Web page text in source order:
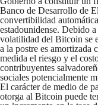
Banco de Desarrollo de
convertibilidad
estadounidense. Debido
volatilidad del Bitcoin se
a la postre es amortizada
medida el riesgo y el
contribuyentes
sociales potencialmente
El carácter de medio de
otorga al Bitcoin puede